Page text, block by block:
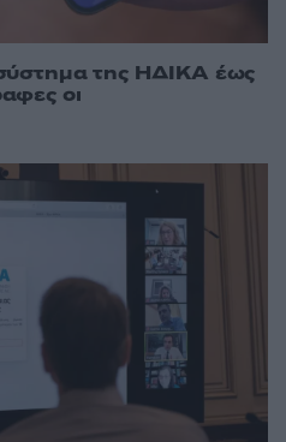
σύστημα της ΗΔΙΚΑ έως
οι